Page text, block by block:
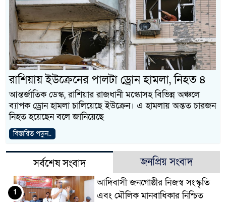
রাশিয়ায় ইউক্রেনের পালটা ড্রোন হামলা, নিহত ৪
আন্তর্জাতিক ডেস্ক, রাশিয়ার রাজধানী মস্কোসহ বিভিন্ন অঞ্চলে
ব্যাপক ড্রোন হামলা চালিয়েছে ইউক্রেন। এ হামলায় অন্তত চারজন
নিহত হয়েছেন বলে জানিয়েছে
বিস্তারিত পড়ুন..
সর্বশেষ সংবাদ জনপ্রিয় সংবাদ
আদিবাসী জনগোষ্ঠীর নিজস্ব সংস্কৃতি
এবং মৌলিক মানবাধিকার নিশ্চিত
1